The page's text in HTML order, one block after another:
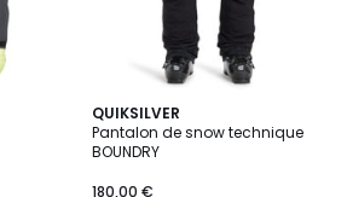
QUIKSILVER
Pantalon de snow technique
BOUNDRY
180,00 €
2
Couleurs